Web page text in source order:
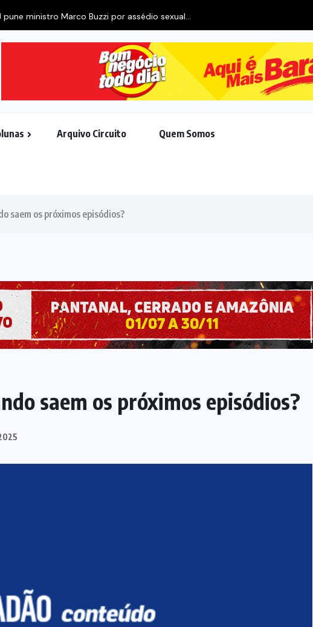
Arquivo Circuito Quem Somos
saem os próximos episódios?
saem os próximos episódios?